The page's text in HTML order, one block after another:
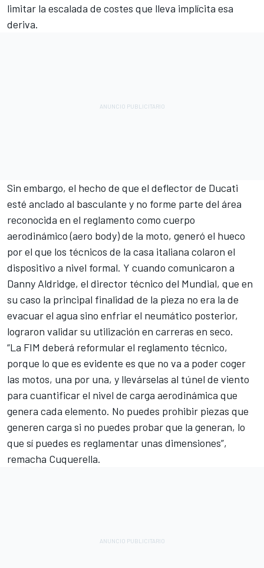
limitar la escalada de costes que lleva implícita esa
deriva.
Sin embargo, el hecho de que el deflector de Ducati
esté anclado al basculante y no forme parte del área
reconocida en el reglamento como cuerpo
aerodinámico (aero body) de la moto, generó el hueco
por el que los técnicos de la casa italiana colaron el
dispositivo a nivel formal. Y cuando comunicaron a
Danny Aldridge, el director técnico del Mundial, que en
su caso la principal finalidad de la pieza no era la de
evacuar el agua sino enfriar el neumático posterior,
lograron validar su utilización en carreras en seco.
“La FIM deberá reformular el reglamento técnico,
porque lo que es evidente es que no va a poder coger
las motos, una por una, y llevárselas al túnel de viento
para cuantificar el nivel de carga aerodinámica que
genera cada elemento. No puedes prohibir piezas que
generen carga si no puedes probar que la generan, lo
que sí puedes es reglamentar unas dimensiones”,
remacha Cuquerella.